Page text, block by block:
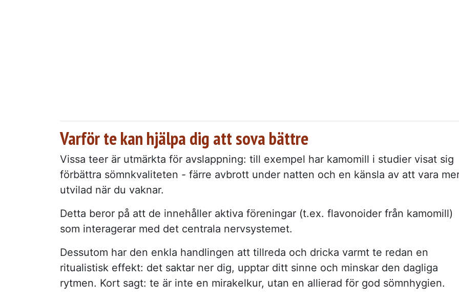
Varför te kan hjälpa dig att sova bättre
Vissa teer är utmärkta för avslappning: till exempel har kamomill i studier visat sig
förbättra sömnkvaliteten - färre avbrott under natten och en känsla av att vara
utvilad när du vaknar.
Detta beror på att de innehåller aktiva föreningar (t.ex. flavonoider från kamomill)
som interagerar med det centrala nervsystemet.
Dessutom har den enkla handlingen att tillreda och dricka varmt te redan en
ritualistisk effekt: det saktar ner dig, upptar ditt sinne och minskar den dagliga
rytmen. Kort sagt: te är inte en mirakelkur, utan en allierad för god sömnhygien.